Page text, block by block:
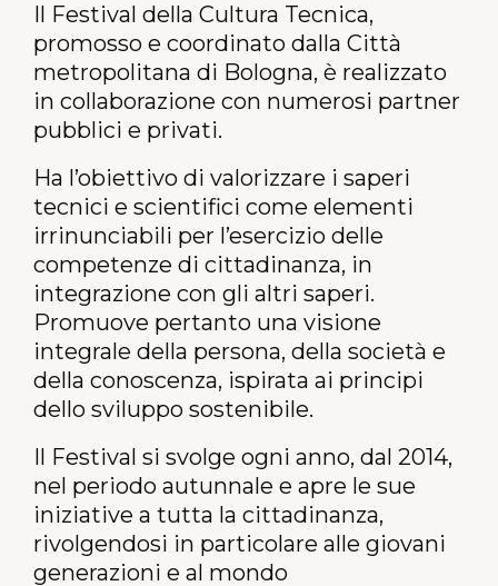
Il Festival della Cultura Tecnica,
promosso e coordinato dalla Città
metropolitana di Bologna, è realizzato
in collaborazione con numerosi partner
pubblici e privati.
Ha l’obiettivo di valorizzare i saperi
tecnici e scientifici come elementi
irrinunciabili per l’esercizio delle
competenze di cittadinanza, in
integrazione con gli altri saperi.
Promuove pertanto una visione
integrale della persona, della società e
della conoscenza, ispirata ai principi
dello sviluppo sostenibile.
Il Festival si svolge ogni anno, dal 2014,
nel periodo autunnale e apre le sue
iniziative a tutta la cittadinanza,
rivolgendosi in particolare alle giovani
generazioni e al mondo